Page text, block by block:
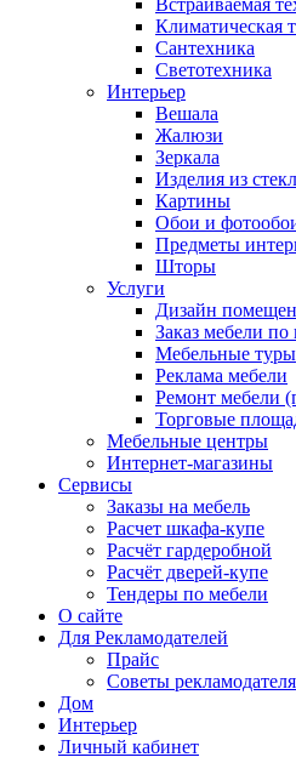
Встраиваемая
Климатическая
Сантехника
Светотехника
Интерьер
Вешала
Жалюзи
Зеркала
Изделия из
Картины
Обои и
Предметы
Шторы
Услуги
Дизайн
Заказ мебели по
Мебельные туры
Реклама мебели
Ремонт мебели
Торговые
Мебельные центры
Интернет-магазины
Сервисы
Заказы на мебель
Расчет шкафа-купе
Расчёт гардеробной
Расчёт дверей-купе
Тендеры по мебели
О сайте
Для Рекламодателей
Прайс
Советы
Дом
Интерьер
Личный кабинет